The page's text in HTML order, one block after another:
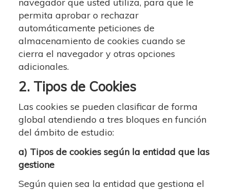
navegador que usted utiliza, para que le
permita aprobar o rechazar
automáticamente peticiones de
almacenamiento de cookies cuando se
cierra el navegador y otras opciones
adicionales.
2. Tipos de Cookies
Las cookies se pueden clasificar de forma
global atendiendo a tres bloques en función
del ámbito de estudio:
a) Tipos de cookies según la entidad que las
gestione
Según quien sea la entidad que gestiona el